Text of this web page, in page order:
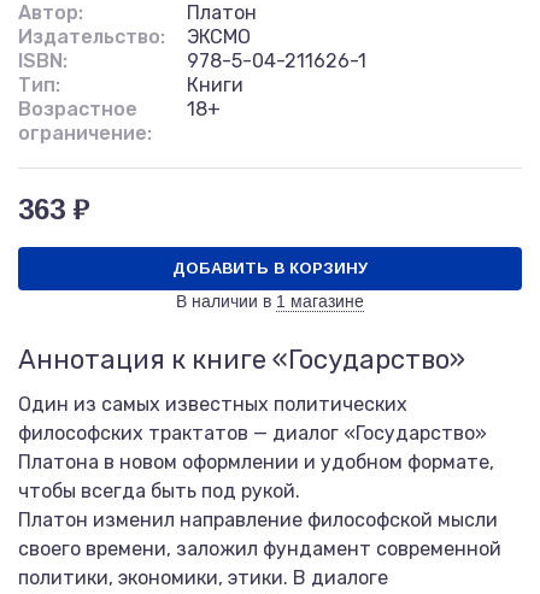
Автор:
Платон
Издательство:
ЭКСМО
ISBN:
978-5-04-211626-1
Тип:
Книги
Возрастное
ограничение:
18+
363 ₽
ДОБАВИТЬ В КОРЗИНУ
В наличии в 1 магазине
Аннотация к книге «Государство»
Один из самых известных политических
философских трактатов — диалог «Государство»
Платона в новом оформлении и удобном формате,
чтобы всегда быть под рукой.
Платон изменил направление философской мысли
своего времени, заложил фундамент современной
политики, экономики, этики. В диалоге